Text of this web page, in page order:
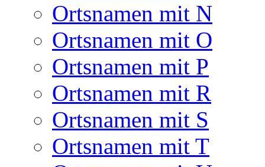
Ortsnamen mit N
Ortsnamen mit O
Ortsnamen mit P
Ortsnamen mit R
Ortsnamen mit S
Ortsnamen mit T